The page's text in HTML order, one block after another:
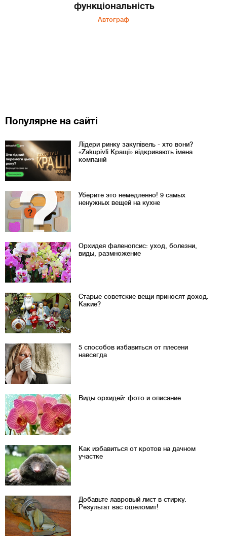
функціональність
Автограф
Популярне на сайті
Лідери ринку закупівель - хто вони?
«Zakupivli Кращі» відкривають імена
компаній
Уберите это немедленно! 9 самых
ненужных вещей на кухне
Орхидея фаленопсис: уход, болезни,
виды, размножение
Старые советские вещи приносят доход.
Какие?
5 способов избавиться от плесени
навсегда
Виды орхидей: фото и описание
Как избавиться от кротов на дачном
участке
Добавьте лавровый лист в стирку.
Результат вас ошеломит!